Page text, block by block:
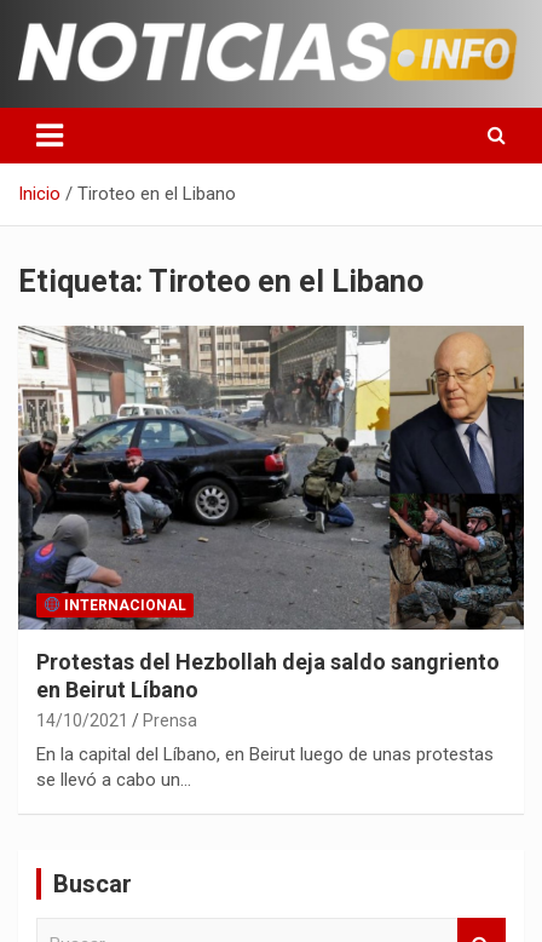
contenido
Noticias en español
Inicio Tiroteo en el Libano
Etiqueta: Tiroteo en el Libano
INTERNACIONAL
Protestas del Hezbollah deja saldo sangriento
en Beirut Líbano
14/10/2021 Prensa
En la capital del Líbano, en Beirut luego de unas protestas
se llevó a cabo un…
Buscar